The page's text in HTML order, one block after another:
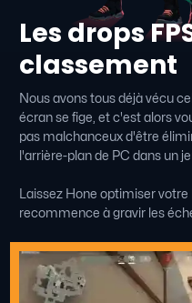
Les drops
classement
Nous avons tous déjà vécu
écran se fige, et c'est alors
pas malchanceux d'être
l'arrière-plan de PC dans un
Laissez Hone optimiser votre
recommence à gravir les